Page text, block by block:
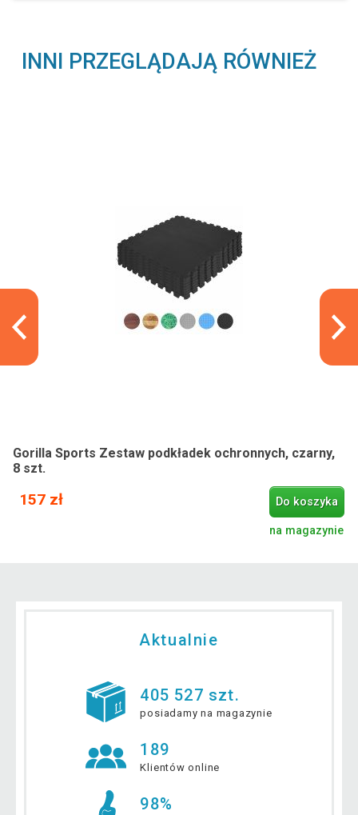
INNI PRZEGLĄDAJĄ RÓWNIEŻ
Gorilla Sports Zestaw podkładek ochronnych, czarny,
8 szt.
157 zł Do koszyka
na magazynie
Aktualnie
405 527 szt.
posiadamy na magazynie
189
Klientów online
98%